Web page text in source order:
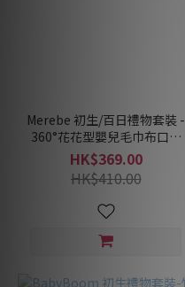
Merebe 初生/百日禮物套裝 -
360°花花型嬰兒毛巾布口水
肩-5件裝(10種顏色任選5件)
HK$369.00
HK$410.00